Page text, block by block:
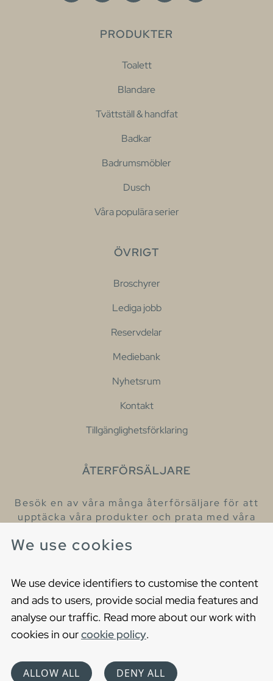
We use cookies
We use device identifiers to customise the content
and ads to users, provide social media features and
analyse our traffic. Read more about our work with
cookies in ourcookie policy.
ALLOW ALL DENY ALL
PRODUKTER
Toalett
Blandare
Tvättställ & handfat
Badkar
Badrumsmöbler
Dusch
Våra populära serier
ÖVRIGT
Broschyrer
Lediga jobb
Reservdelar
Mediebank
Nyhetsrum
Kontakt
Tillgänglighetsförklaring
ÅTERFÖRSÄLJARE
Besök en av våra många återförsäljare för att
upptäcka våra produkter och prata med våra
Cookies
Privacy statement